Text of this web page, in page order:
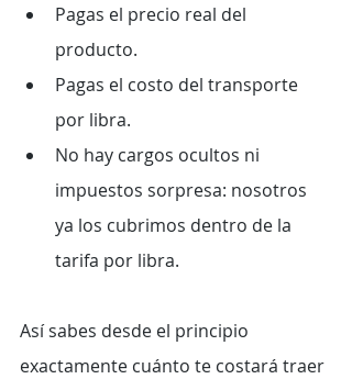
Pagas el precio real del
producto.
Pagas el costo del transporte
por libra.
No hay cargos ocultos ni
impuestos sorpresa: nosotros
ya los cubrimos dentro de la
tarifa por libra.
Así sabes desde el principio
exactamente cuánto te costará traer